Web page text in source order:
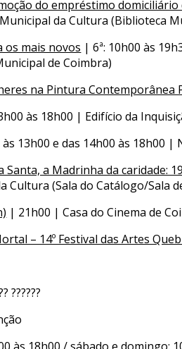
do empréstimo
da Cultura (Biblioteca
os mais novos | 6ª: 10h00 às
de Coimbra)
na Pintura Contemporânea
às 18h00 | Edifício da
13h00 e das 14h00 às 18h00
Santa, a Madrinha da caridade:
Cultura (Sala do Catálogo/Sala
| 21h00 | Casa do Cinema de
– 14º Festival das Artes
??????